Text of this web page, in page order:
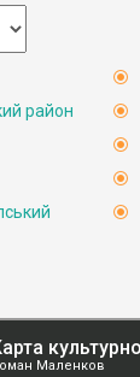
район